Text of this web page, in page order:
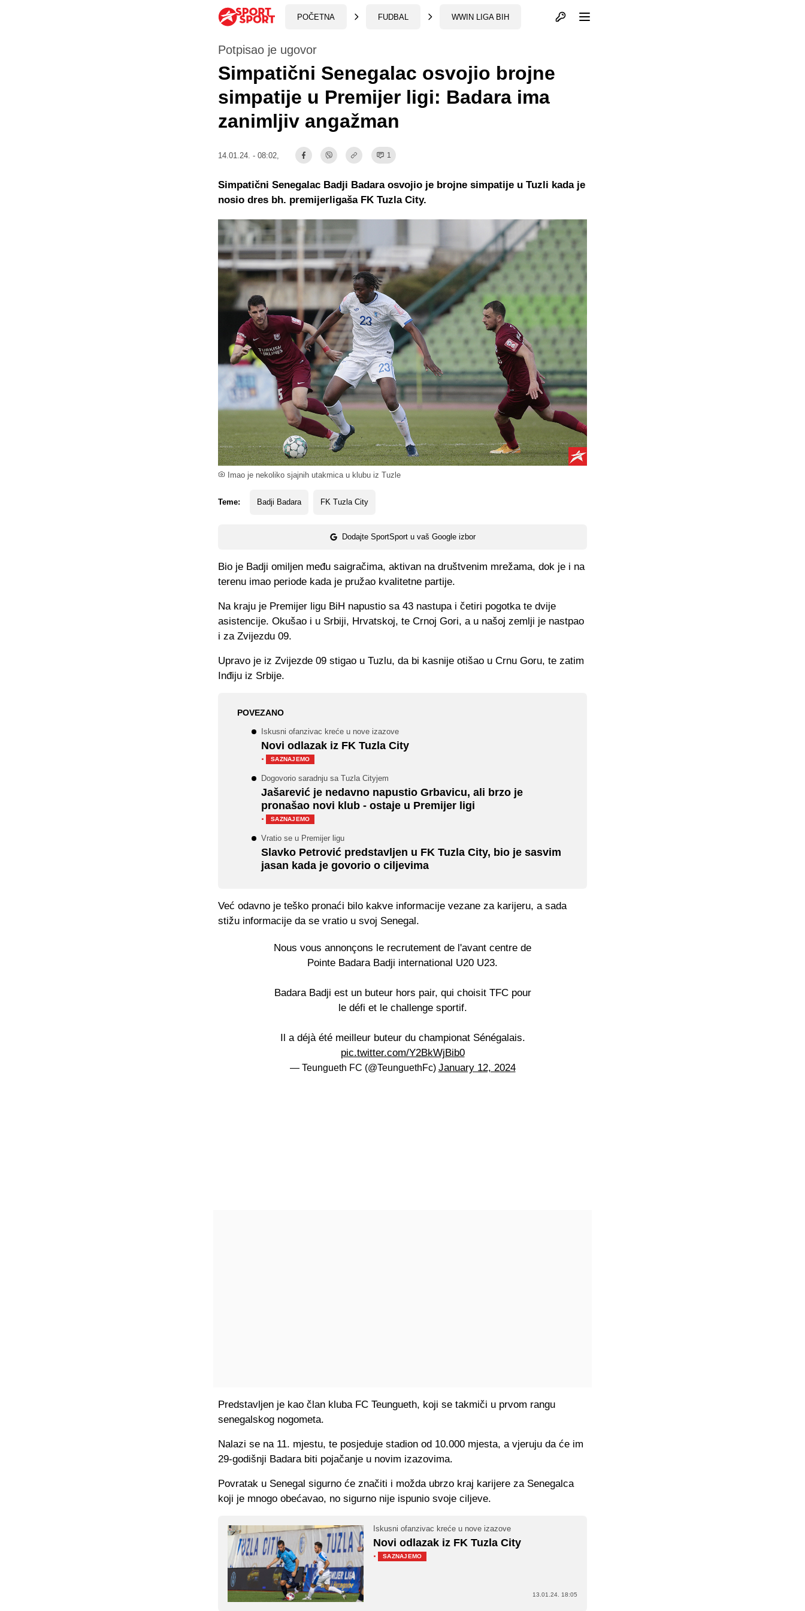
POČETNA FUDBAL WWIN LIGA BIH Otvori profil
Imao je nekoliko sjajnih utakmica u klubu iz Tuzle
Potpisao je ugovor
Simpatični Senegalac osvojio brojne
simpatije u Premijer ligi: Badara ima
zanimljiv angažman
14.01.24. - 08:02, 1
Teme: Badji Badara FK Tuzla City
Dodajte SportSport u vaš Google izbor
Simpatični Senegalac Badji Badara osvojio je brojne simpatije u Tuzli kada je
nosio dres bh. premijerligaša FK Tuzla City.
Bio je Badji omiljen među saigračima, aktivan na društvenim mrežama, dok je i na
terenu imao periode kada je pružao kvalitetne partije.
Na kraju je Premijer ligu BiH napustio sa 43 nastupa i četiri pogotka te dvije
asistencije. Okušao i u Srbiji, Hrvatskoj, te Crnoj Gori, a u našoj zemlji je nastpao
i za Zvijezdu 09.
Upravo je iz Zvijezde 09 stigao u Tuzlu, da bi kasnije otišao u Crnu Goru, te zatim
Inđiju iz Srbije.
POVEZANO
Iskusni ofanzivac kreće u nove izazove
Novi odlazak iz FK Tuzla City
·
SAZNAJEMO
Dogovorio saradnju sa Tuzla Cityjem
Jašarević je nedavno napustio Grbavicu, ali brzo je
pronašao novi klub - ostaje u Premijer ligi
·
SAZNAJEMO
Vratio se u Premijer ligu
Slavko Petrović predstavljen u FK Tuzla City, bio je sasvim
jasan kada je govorio o ciljevima
Već odavno je teško pronaći bilo kakve informacije vezane za karijeru, a sada
stižu informacije da se vratio u svoj Senegal.
Nous vous annonçons le recrutement de l'avant centre de
Pointe Badara Badji international U20 U23.
Badara Badji est un buteur hors pair, qui choisit TFC pour
le défi et le challenge sportif.
Il a déjà été meilleur buteur du championat Sénégalais.
pic.twitter.com/Y2BkWjBib0
— Teungueth FC (@TeunguethFc) January 12, 2024
Predstavljen je kao član kluba FC Teungueth, koji se takmiči u prvom rangu
senegalskog nogometa.
Nalazi se na 11. mjestu, te posjeduje stadion od 10.000 mjesta, a vjeruju da će im
29-godišnji Badara biti pojačanje u novim izazovima.
Povratak u Senegal sigurno će značiti i možda ubrzo kraj karijere za Senegalca
koji je mnogo obećavao, no sigurno nije ispunio svoje ciljeve.
Iskusni ofanzivac kreće u nove izazove
Novi odlazak iz FK Tuzla City
·
SAZNAJEMO
13.01.24. 18:05